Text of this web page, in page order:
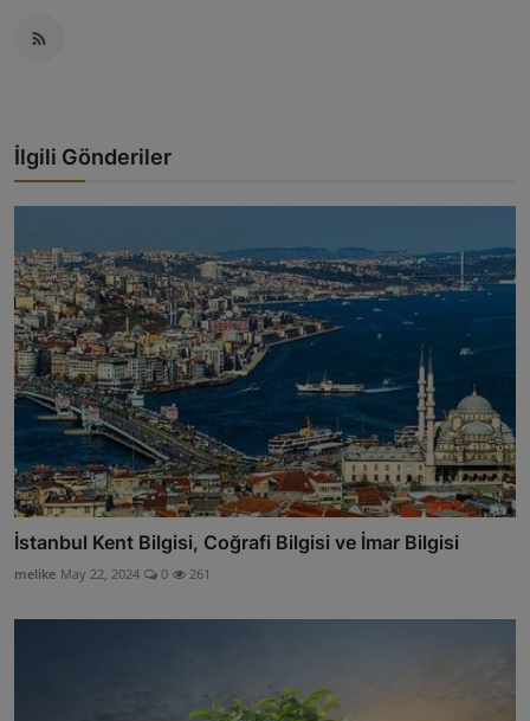
İlgili Gönderiler
İstanbul Kent Bilgisi, Coğrafi Bilgisi ve İmar Bilgisi
melike May 22, 2024 0 261